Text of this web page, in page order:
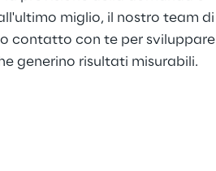
miglio, il nostro team di
contatto con te per sviluppare
generino risultati misurabili.